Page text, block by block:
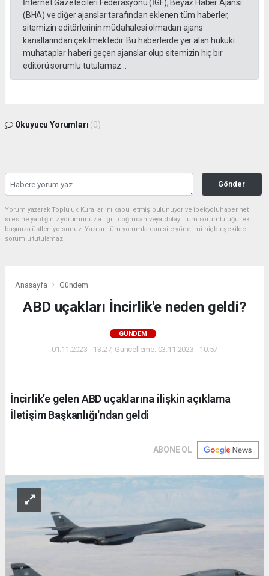
İnternet Gazetecileri Federasyonu (İGF), Beyaz Haber Ajansı
(BHA) ve diğer ajanslar tarafından eklenen tüm haberler,
sitemizin editörlerinin müdahalesi olmadan ajans
kanallarından çekilmektedir. Bu haberlerde yer alan hukuki
muhataplar haberi geçen ajanslar olup sitemizin hiç bir
editörü sorumlu tutulamaz...
Okuyucu Yorumları (0)
Gönder
Yorum yazarak Topluluk Kuralları’nı kabul etmiş bulunuyor ve ipekyoluhaber.net
sitesine yaptığınız yorumunuzla ilgili doğrudan veya dolaylı tüm sorumluluğu tek
başınıza üstleniyorsunuz. Yazılan tüm yorumlardan site yönetimi hiçbir şekilde
sorumlu tutulamaz.
Anasayfa Gündem
ABD uçakları İncirlik'e neden geldi?
GÜNDEM
01.11.2023 - 13:27, Güncelleme: 03.11.2023 - 10:57
İncirlik’e gelen ABD uçaklarına ilişkin açıklama
İletişim Başkanlığı'ndan geldi
ABONE OL